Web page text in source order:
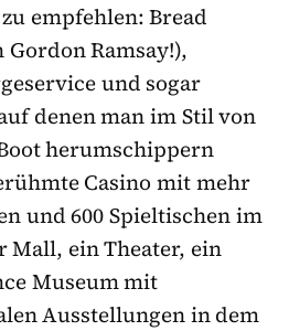
empfehlen: Bread
Ramsay!),
und sogar
denen man im Stil von
herumschippern
Casino mit mehr
und 600 Spieltischen im
Mall, ein Theater, ein
Museum mit
Ausstellungen in dem